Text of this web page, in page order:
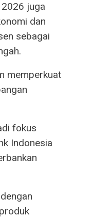
2026 juga
dan
sebagai
memperkuat
fokus
Indonesia